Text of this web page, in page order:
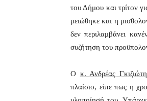
του Δήμου και τρίτον
μειώθηκε και η
δεν περιλαμβάνει
συζήτηση του
Ο κ. Ανδρέας
πλαίσιο, είπε πως η